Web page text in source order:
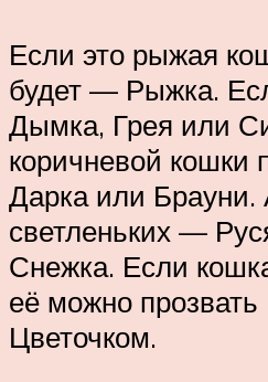
Если это рыжая
будет — Рыжка.
Дымка, Грея или
коричневой кошки
Дарка или Брауни.
светленьких —
Снежка. Если
её можно
Цветочком.